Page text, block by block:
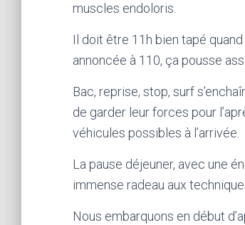
muscles endoloris.
Il doit être 11h bien tapé
annoncée à 110, ça pousse
Bac, reprise, stop, surf
de garder leur forces pour
véhicules possibles à l’arrivée.
La pause déjeuner, avec une
immense radeau aux
Nous embarquons en début